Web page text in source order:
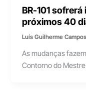
BR-101
próximos 40
Luís Guilherme
As mudanças
Contorno do